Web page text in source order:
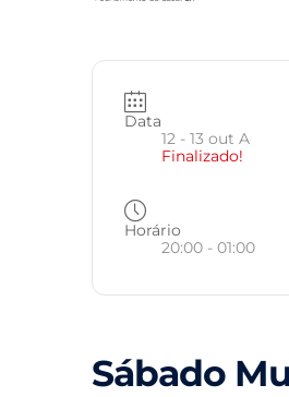
Data
12 - 13 out A
Finalizado!
Horário
20:00 - 01:00
Sábado